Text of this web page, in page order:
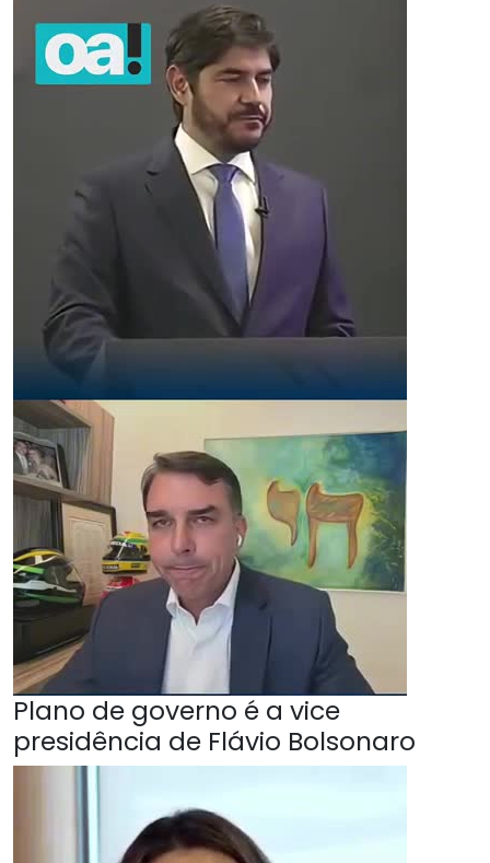
Plano de governo é a vice
presidência de Flávio Bolsonaro